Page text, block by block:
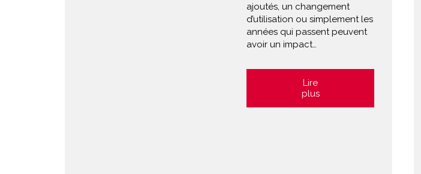
ajoutés, un changement
d’utilisation ou simplement les
années qui passent peuvent
avoir un impact…
Lire
plus